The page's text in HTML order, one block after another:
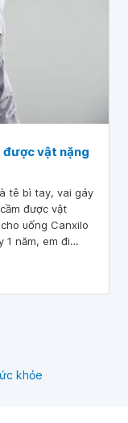
được vật nặng
tê bì tay, vai gáy
được vật
uống Canxilo
1 năm, em đi
không cầm
gì? Có phải do
Em cảm ơn bác
khỏe